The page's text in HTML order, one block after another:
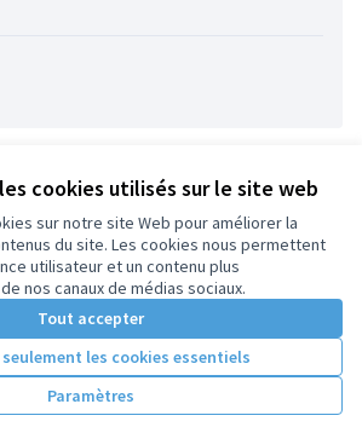
cookies utilisés sur le site web
sur notre site Web pour améliorer la
du site. Les cookies nous permettent
utilisateur et un contenu plus
nos canaux de médias sociaux.
Tout accepter
les cookies essentiels
Paramètres
Politics
(Lien externe)
grâce au
Licence
(Lien